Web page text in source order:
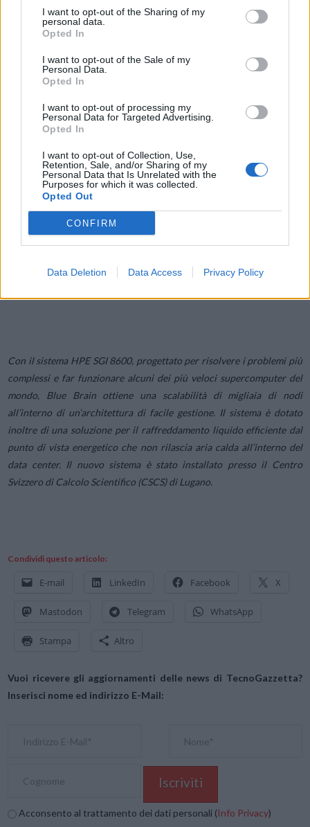
I want to opt-out of the Sharing of my
personal data.
Opted In
I want to opt-out of the Sale of my
Personal Data.
Opted In
I want to opt-out of processing my
Personal Data for Targeted Advertising.
Opted In
I want to opt-out of Collection, Use,
Retention, Sale, and/or Sharing of my
Personal Data that Is Unrelated with the
Purposes for which it was collected.
Opted Out
CONFIRM
Data Deletion Data Access Privacy Policy
HPE ci aiuta a muoverci all’interno del complesso scenario
tecnologico del supercomputing”.
Il supercomputer HPE SGI 8600 assegnato al Blue Brain Project è
composto da 372 nodi di calcolo in grado di raggiungere picchi di
terabyte di memoria – l’equivalente di 23.000 laptop – ed è dotato di
processori Intel®Xeon®Gold 6140 e Intel®Xeon Phi™ 7230 con
processori GPU NVIDIA
alte prestazioni Mellanox InfiniBand single e dual-rail e possiede 4
petabyte di storage DataDirect Networks (DDN) ad alte prestazioni
che restituisce oltre 50GB/s di bandwidth aggregata in combinazione
con un innovativo burst buffer Infinite Memory Engine (IME) da
Con il sistema HPE SGI 8600, progettato per risolvere i problemi più
complessi e far funzionare alcuni dei più veloci supercomputer del
mondo, Blue Brain ottiene una scalabilità di migliaia di nodi
all’interno di un’architettura di facile gestione. Il sistema è dotato
inoltre di una soluzione per il raffreddamento liquido efficiente dal
punto di vista energetico che non rilascia aria calda all’interno del
data center. Il nuovo sistema è stato installato presso il Centro
Svizzero di Calcolo Scientifico (CSCS) di Lugano.
Condividi questo articolo:
E-mail LinkedIn Facebook X
Mastodon Telegram WhatsApp
Stampa Altro
Vuoi ricevere gli aggiornamenti delle news di TecnoGazzetta?
Inserisci nome ed indirizzo E-Mail:
Acconsento al trattamento dei dati personali (Info Privacy)